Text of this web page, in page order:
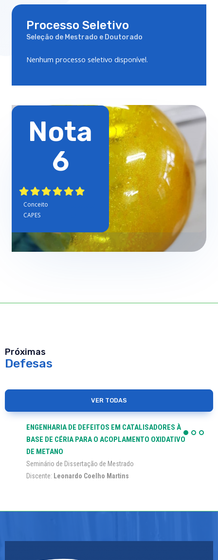
Processo Seletivo
Seleção de Mestrado e Doutorado
Nenhum processo seletivo disponível.
Nota
6
Conceito
CAPES
Próximas
Defesas
VER TODAS
ENGENHARIA DE DEFEITOS EM CATALISADORES À
BASE DE CÉRIA PARA O ACOPLAMENTO OXIDATIVO
DE METANO
Seminário de Dissertação de Mestrado
Discente: Leonardo Coelho Martins